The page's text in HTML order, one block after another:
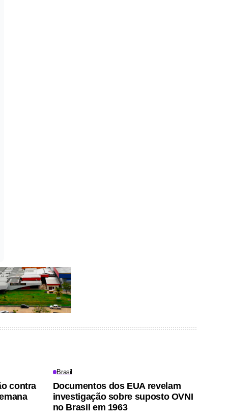
contra
Brasil
Documentos dos EUA revelam
investigação sobre suposto OVNI
no Brasil em 1963